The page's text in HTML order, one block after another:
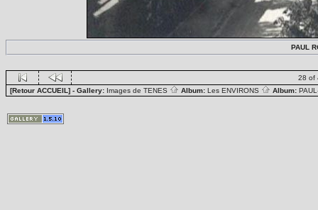
PAUL
28 of
[Retour ACCUEIL] - Gallery: Images de TENES Album: Les ENVIRONS Album: